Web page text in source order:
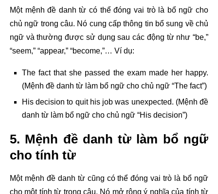
Một mệnh đề danh từ có thể đóng vai trò là bổ ngữ cho
chủ ngữ trong câu. Nó cung cấp thông tin bổ sung về chủ
ngữ và thường được sử dụng sau các động từ như “be,”
“seem,” “appear,” “become,”… Ví dụ:
The fact that she passed the exam made her happy.
(Mệnh đề danh từ làm bổ ngữ cho chủ ngữ “The fact”)
His decision to quit his job was unexpected. (Mệnh đề
danh từ làm bổ ngữ cho chủ ngữ “His decision”)
5. Mệnh đề danh từ làm bổ ngữ
cho tính từ
Một mệnh đề danh từ cũng có thể đóng vai trò là bổ ngữ
cho một tính từ trong câu. Nó mở rộng ý nghĩa của tính từ